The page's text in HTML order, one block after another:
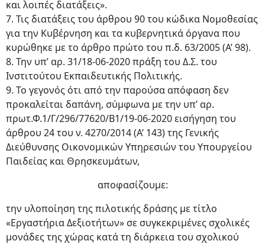
και λοιπές διατάξεις».
7. Τις διατάξεις του άρθρου 90 του κώδικα Νομοθεσίας
για την Κυβέρνηση και τα κυβερνητικά όργανα που
κυρώθηκε με το άρθρο πρώτο του π.δ. 63/2005 (Α’ 98).
8. Την υπ’ αρ. 31/18-06-2020 πράξη του Δ.Σ. του
Ινστιτούτου Εκπαιδευτικής Πολιτικής.
9. Το γεγονός ότι από την παρούσα απόφαση δεν
προκαλείται δαπάνη, σύμφωνα με την υπ’ αρ.
πρωτ.Φ.1/Γ/296/77620/Β1/19-06-2020 εισήγηση του
άρθρου 24 του ν. 4270/2014 (Α’ 143) της Γενικής
Διεύθυνσης Οικονομικών Υπηρεσιών του Υπουργείου
Παιδείας και Θρησκευμάτων,
αποφασίζουμε:
την υλοποίηση της πιλοτικής δράσης με τίτλο
«Εργαστήρια Δεξιοτήτων» σε συγκεκριμένες σχολικές
μονάδες της χώρας κατά τη διάρκεια του σχολικού